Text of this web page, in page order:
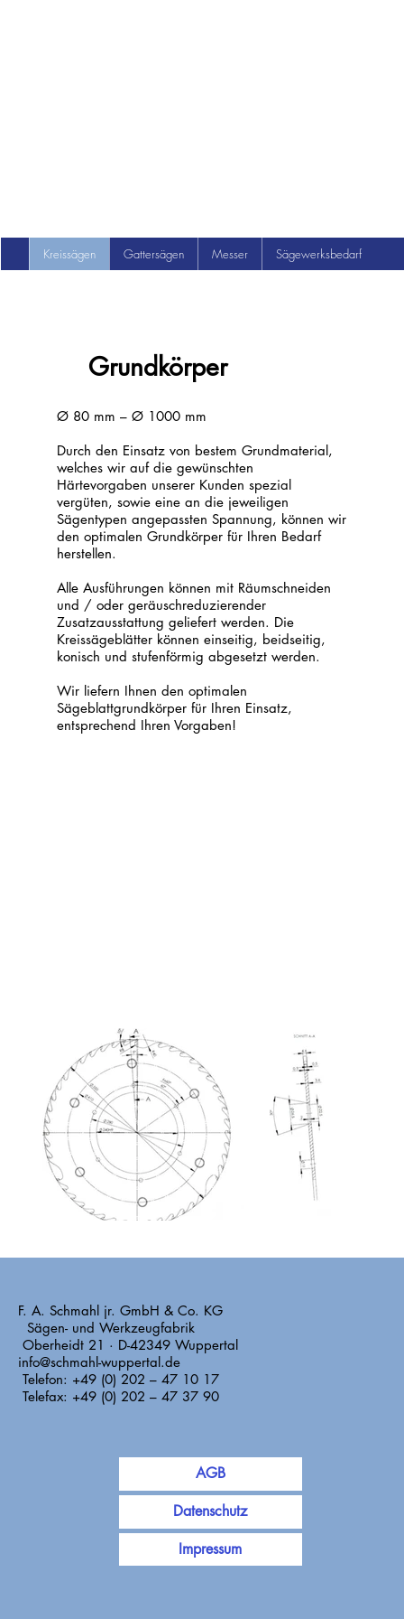
Grundkörper
Ø 80 mm – Ø 1000 mm
Durch den Einsatz von bestem Grundmaterial,
welches wir auf die gewünschten
Härtevorgaben unserer Kunden spezial
vergüten, sowie eine an die jeweiligen
Sägentypen angepassten Spannung, können wir
den optimalen Grundkörper für Ihren Bedarf
herstellen.
Alle Ausführungen können mit Räumschneiden
und / oder geräuschreduzierender
Zusatzausstattung geliefert werden. Die
Kreissägeblätter können einseitig, beidseitig,
konisch und stufenförmig abgesetzt werden.
Wir liefern Ihnen den optimalen
Sägeblattgrundkörper für Ihren Einsatz,
entsprechend Ihren Vorgaben!
Kreissägen Gattersägen Messer Sägewerksbedarf
AGB
Impressum
Datenschutz
F. A. Schmahl jr. GmbH & Co. KG
Sägen- und Werkzeugfabrik
Oberheidt 21 · D-42349 Wuppertal
info@schmahl-wuppertal.de
Telefon: +49 (0) 202 – 47 10 17
Telefax: +49 (0) 202 – 47 37 90